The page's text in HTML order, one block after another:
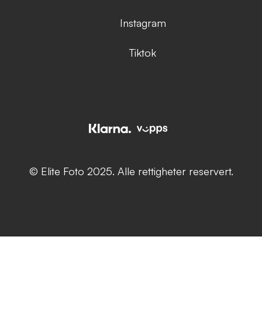
Instagram
Tiktok
© Elite Foto 2025. Alle rettigheter reservert.